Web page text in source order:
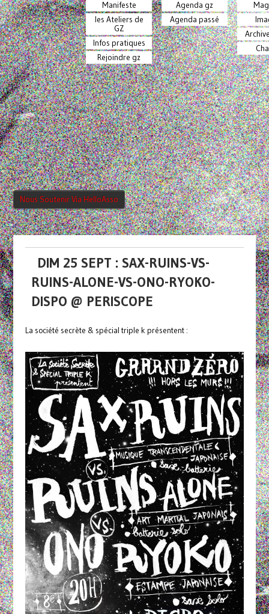
Manifeste
les Ateliers de
GZ
Infos pratiques
Rejoindre gz
Agenda gz
Agenda passé
Nous Soutenir Via HelloAsso
DIM 25 SEPT : SAX-RUINS-VS-
RUINS-ALONE-VS-ONO-RYOKO-
DISPO @ PERISCOPE
La société secrète & spécial triple k présentent :